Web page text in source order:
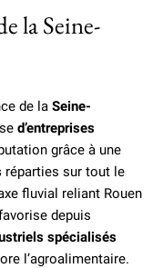
la Seine-
de la Seine-
d’entreprises
grâce à une
réparties sur tout le
fluvial reliant Rouen
depuis
spécialisés
l’agroalimentaire.